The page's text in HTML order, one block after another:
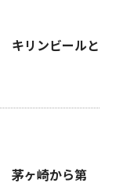
キリンビールと
茅ヶ崎から第